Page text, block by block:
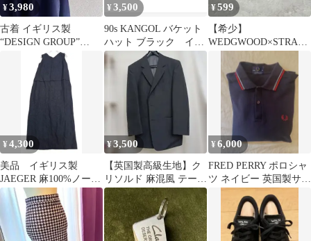
¥3,980
古着 イギリス製
“DESIGN GROUP”
Design Knit
¥ 3,500
90s KANGOL バケット
ハット ブラック イギ
リス製 vintage
¥599
【希少】
WEDGWOOD×STRATT
ット 英国製
¥4,300
美品 イギリス製
JAEGER 麻100%ノース
リーブロングワンピー
ス 黒38
¥3,500
【英国製高級生地】ク
リソルド 麻混風 テーラ
ードジャケット ダーク
グレー M位
¥6,000
FRED PERRY ポロシャ
ツ ネイビー 英国製サイ